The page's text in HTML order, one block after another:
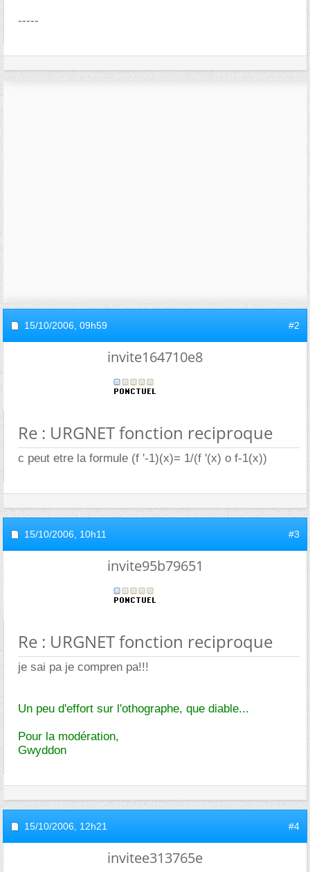
-----
15/10/2006, 09h59 #2
invite164710e8
Re : URGNET fonction reciproque
c peut etre la formule (f '-1)(x)= 1/(f '(x) o f-1(x))
15/10/2006, 10h11 #3
invite95b79651
Re : URGNET fonction reciproque
je sai pa je compren pa!!!
Un peu d'effort sur l'othographe, que diable...
Pour la modération,
Gwyddon
15/10/2006, 12h21 #4
invitee313765e